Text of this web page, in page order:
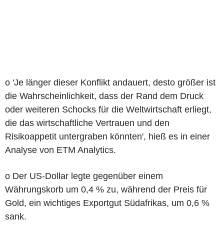
o 'Je länger dieser Konflikt andauert, desto größer ist
die Wahrscheinlichkeit, dass der Rand dem Druck
oder weiteren Schocks für die Weltwirtschaft erliegt,
die das wirtschaftliche Vertrauen und den
Risikoappetit untergraben könnten', hieß es in einer
Analyse von ETM Analytics.
o Der US-Dollar legte gegenüber einem
Währungskorb um 0,4 % zu, während der Preis für
Gold, ein wichtiges Exportgut Südafrikas, um 0,6 %
sank.